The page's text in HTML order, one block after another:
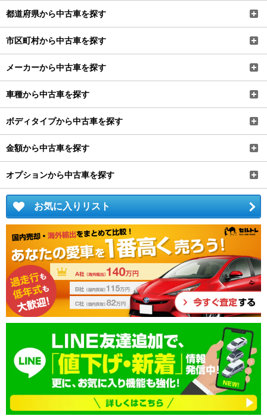
都道府県から中古車を探す
市区町村から中古車を探す
メーカーから中古車を探す
車種から中古車を探す
ボディタイプから中古車を探す
金額から中古車を探す
オプションから中古車を探す
お気に入りリスト